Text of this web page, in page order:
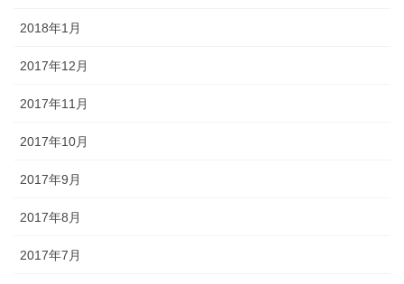
2018年1月
2017年12月
2017年11月
2017年10月
2017年9月
2017年8月
2017年7月